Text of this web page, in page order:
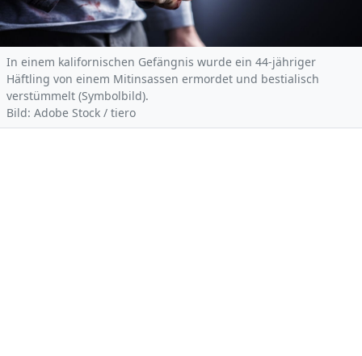
In einem kalifornischen Gefängnis wurde ein 44-jähriger
Häftling von einem Mitinsassen ermordet und bestialisch
verstümmelt (Symbolbild).
Bild: Adobe Stock / tiero